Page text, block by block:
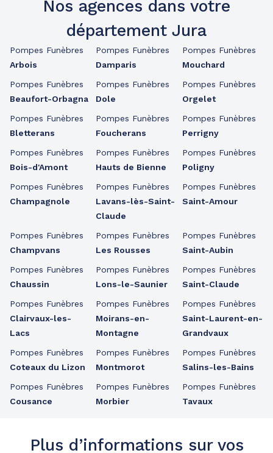
Nos agences dans votre
département Jura
Pompes Funèbres
Arbois
Pompes Funèbres
Beaufort-Orbagna
Pompes Funèbres
Bletterans
Pompes Funèbres
Bois-d'Amont
Pompes Funèbres
Champagnole
Pompes Funèbres
Champvans
Pompes Funèbres
Chaussin
Pompes Funèbres
Clairvaux-les-
Lacs
Pompes Funèbres
Coteaux du Lizon
Pompes Funèbres
Cousance
Pompes Funèbres
Damparis
Pompes Funèbres
Dole
Pompes Funèbres
Foucherans
Pompes Funèbres
Hauts de Bienne
Pompes Funèbres
Lavans-lès-Saint-
Claude
Pompes Funèbres
Les Rousses
Pompes Funèbres
Lons-le-Saunier
Pompes Funèbres
Moirans-en-
Montagne
Pompes Funèbres
Montmorot
Pompes Funèbres
Morbier
Pompes Funèbres
Mouchard
Pompes Funèbres
Orgelet
Pompes Funèbres
Perrigny
Pompes Funèbres
Poligny
Pompes Funèbres
Saint-Amour
Pompes Funèbres
Saint-Aubin
Pompes Funèbres
Saint-Claude
Pompes Funèbres
Saint-Laurent-en-
Grandvaux
Pompes Funèbres
Salins-les-Bains
Pompes Funèbres
Tavaux
Plus d’informations sur vos